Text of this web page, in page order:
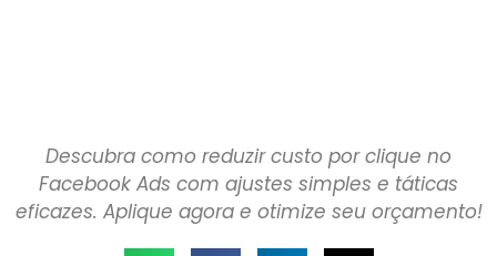
Descubra como reduzir custo por clique no
Facebook Ads com ajustes simples e táticas
eficazes. Aplique agora e otimize seu orçamento!